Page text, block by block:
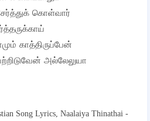
கொள்வார்
காத்திருப்பேன்
அல்லேலுயா
Song Lyrics, Naalaiya Thinathai -